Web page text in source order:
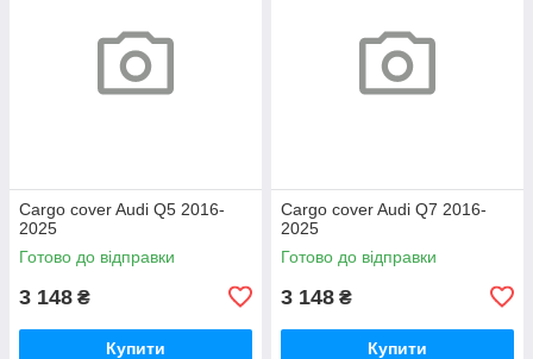
Cargo cover Audi Q5 2016-
2025
Готово до відправки
3 148 ₴
Купити
Cargo cover Audi Q7 2016-
2025
Готово до відправки
3 148 ₴
Купити